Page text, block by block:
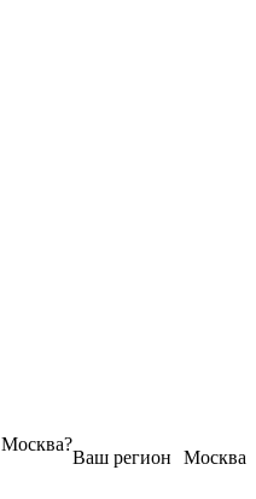
Москва
Ваш регион
Москва?